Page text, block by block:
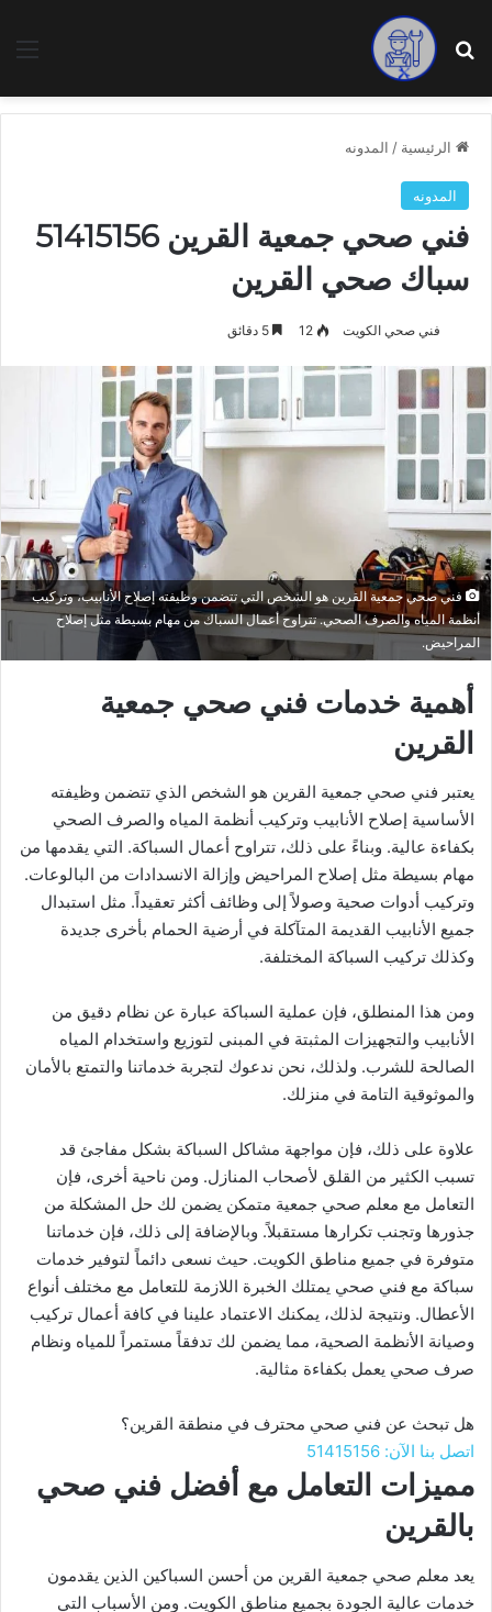
بحث عن
الرئيسية / المدونه
المدونه
فني صحي جمعية القرين 51415156
سباك صحي القرين
فني صحي الكويت 12
فني صحي جمعية القرين هو الشخص التي تتضمن وظيفته إصلاح الأنابيب، وتركيب
أنظمة المياه والصرف الصحي. تتراوح أعمال السباك من مهام بسيطة مثل إصلاح
المراحيض.
أهمية خدمات فني صحي جمعية
القرين
يعتبر فني صحي جمعية القرين هو الشخص الذي تتضمن وظيفته
الأساسية إصلاح الأنابيب وتركيب أنظمة المياه والصرف الصحي
بكفاءة عالية. وبناءً على ذلك، تتراوح أعمال السباكة. التي يقدمها من
مهام بسيطة مثل إصلاح المراحيض وإزالة الانسدادات من البالوعات.
وتركيب أدوات صحية وصولاً إلى وظائف أكثر تعقيداً. مثل استبدال
جميع الأنابيب القديمة المتآكلة في أرضية الحمام بأخرى جديدة
وكذلك تركيب السباكة المختلفة.
ومن هذا المنطلق، فإن عملية السباكة عبارة عن نظام دقيق من
الأنابيب والتجهيزات المثبتة في المبنى لتوزيع واستخدام المياه
الصالحة للشرب. ولذلك، نحن ندعوك لتجربة خدماتنا والتمتع بالأمان
والموثوقية التامة في منزلك.
علاوة على ذلك، فإن مواجهة مشاكل السباكة بشكل مفاجئ قد
تسبب الكثير من القلق لأصحاب المنازل. ومن ناحية أخرى، فإن
التعامل مع معلم صحي جمعية متمكن يضمن لك حل المشكلة من
جذورها وتجنب تكرارها مستقبلاً. وبالإضافة إلى ذلك، فإن خدماتنا
متوفرة في جميع مناطق الكويت. حيث نسعى دائماً لتوفير خدمات
سباكة مع فني صحي يمتلك الخبرة اللازمة للتعامل مع مختلف أنواع
الأعطال. ونتيجة لذلك، يمكنك الاعتماد علينا في كافة أعمال تركيب
وصيانة الأنظمة الصحية، مما يضمن لك تدفقاً مستمراً للمياه ونظام
صرف صحي يعمل بكفاءة مثالية.
هل تبحث عن فني صحي محترف في منطقة القرين؟
اتصل بنا الآن: 51415156
مميزات التعامل مع أفضل فني صحي
بالقرين
يعد معلم صحي جمعية القرين من أحسن السباكين الذين يقدمون
خدمات عالية الجودة بجميع مناطق الكويت. ومن الأسباب التي